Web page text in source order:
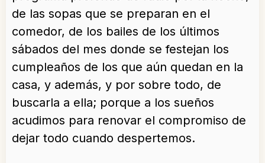
de las sopas que se preparan en el
comedor, de los bailes de los últimos
sábados del mes donde se festejan los
cumpleaños de los que aún quedan en la
casa, y además, y por sobre todo, de
buscarla a ella; porque a los sueños
acudimos para renovar el compromiso de
dejar todo cuando despertemos.